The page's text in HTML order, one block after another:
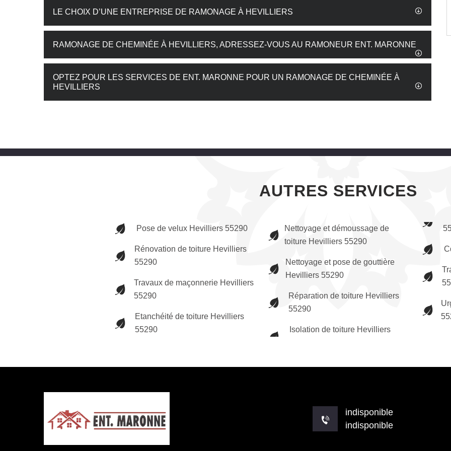
LE CHOIX D’UNE ENTREPRISE DE RAMONAGE À HEVILLIERS
RAMONAGE DE CHEMINÉE À HEVILLIERS, ADRESSEZ-VOUS AU RAMONEUR ENT. MARONNE
OPTEZ POUR LES SERVICES DE ENT. MARONNE POUR UN RAMONAGE DE CHEMINÉE À
HEVILLIERS
AUTRES SERVICES
Pose de velux Hevilliers 55290
Rénovation de toiture Hevilliers
55290
Travaux de maçonnerie Hevilliers
55290
Etanchéité de toiture Hevilliers
55290
Nettoyage et démoussage de
toiture Hevilliers 55290
Nettoyage et pose de gouttière
Hevilliers 55290
Réparation de toiture Hevilliers
55290
Isolation de toiture Hevilliers
indisponible
indisponible